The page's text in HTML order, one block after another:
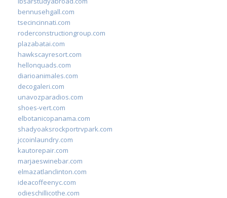
bennusehgall.com
tsecincinnati.com
roderconstructiongroup.com
plazabatai.com
hawkscayresort.com
hellonquads.com
diarioanimales.com
decogaleri.com
unavozparadios.com
shoes-vert.com
elbotanicopanama.com
shadyoaksrockportrvpark.com
jccoinlaundry.com
kautorepair.com
marjaeswinebar.com
elmazatlanclinton.com
ideacoffeenyc.com
odieschillicothe.com